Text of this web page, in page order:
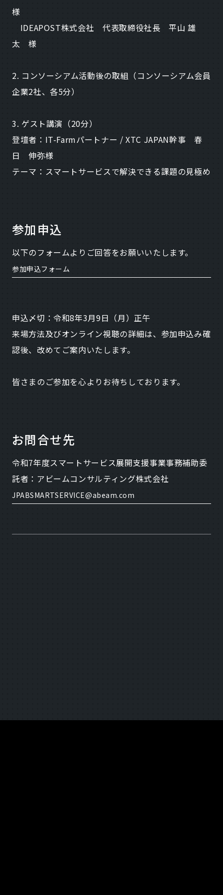
様
IDEAPOST株式会社 代表取締役社長 平山 雄
太 様
2. コンソーシアム活動後の取組（コンソーシアム会員
企業2社、各5分）
3. ゲスト講演（20分）
登壇者：IT-Farmパートナー / XTC JAPAN幹事 春
日 伸弥様
テーマ：スマートサービスで解決できる課題の見極め
参加申込
以下のフォームよりご回答をお願いいたします。
参加申込フォーム
申込〆切：令和8年3月9日（月）正午
来場方法及びオンライン視聴の詳細は、参加申込み確
認後、改めてご案内いたします。
皆さまのご参加を心よりお待ちしております。
お問合せ先
令和7年度スマートサービス展開支援事業事務補助委
託者：アビームコンサルティング株式会社
JPABSMARTSERVICE@abeam.com